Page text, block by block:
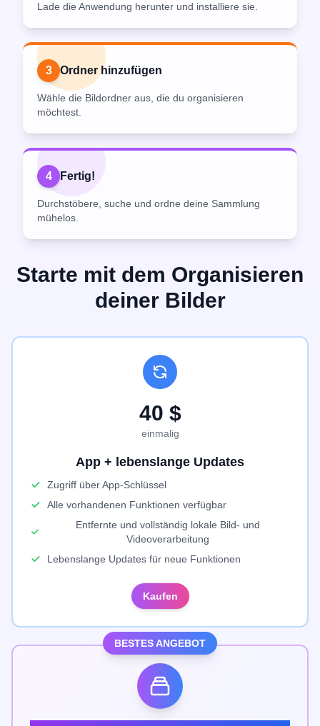
Lade die Anwendung herunter und installiere sie.
3 Ordner hinzufügen
Wähle die Bildordner aus, die du organisieren
möchtest.
4 Fertig!
Durchstöbere, suche und ordne deine Sammlung
mühelos.
Starte mit dem Organisieren
deiner Bilder
40 $
einmalig
App + lebenslange Updates
Zugriff über App-Schlüssel
Alle vorhandenen Funktionen verfügbar
Entfernte und vollständig lokale Bild- und
Videoverarbeitung
Lebenslange Updates für neue Funktionen
Kaufen
BESTES ANGEBOT